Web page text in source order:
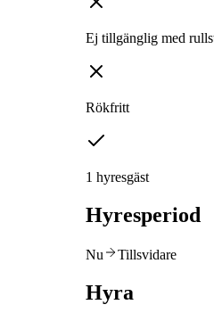
Ej tillgänglig med
Rökfritt
1 hyresgäst
Hyresperiod
Nu Tillsvidare
Hyra